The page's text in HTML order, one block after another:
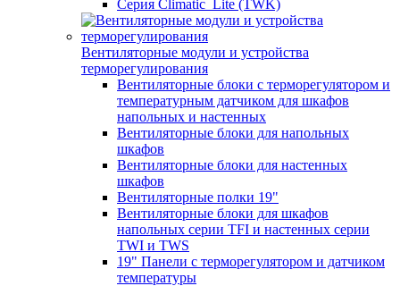
Серия Climatic_Lite (TWK)
Вентиляторные модули и устройства
терморегулирования
Вентиляторные блоки с терморегулятором и
температурным датчиком для шкафов
напольных и настенных
Вентиляторные блоки для напольных
шкафов
Вентиляторные блоки для настенных
шкафов
Вентиляторные полки 19"
Вентиляторные блоки для шкафов
напольных серии TFI и настенных серии
TWI и TWS
19" Панели с терморегулятором и датчиком
температуры